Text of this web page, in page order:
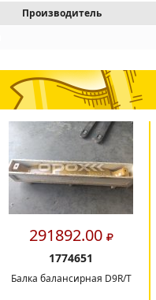
Производитель
291892.00
1774651
Балка балансирная D9R/T